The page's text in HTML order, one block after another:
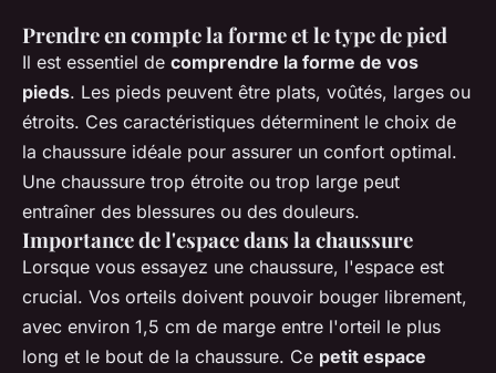
Prendre en compte la forme et le type de pied
Il est essentiel de comprendre la forme de vos
pieds. Les pieds peuvent être plats, voûtés, larges ou
étroits. Ces caractéristiques déterminent le choix de
la chaussure idéale pour assurer un confort optimal.
Une chaussure trop étroite ou trop large peut
entraîner des blessures ou des douleurs.
Importance de l'espace dans la chaussure
Lorsque vous essayez une chaussure, l'espace est
crucial. Vos orteils doivent pouvoir bouger librement,
avec environ 1,5 cm de marge entre l'orteil le plus
long et le bout de la chaussure. Ce petit espace